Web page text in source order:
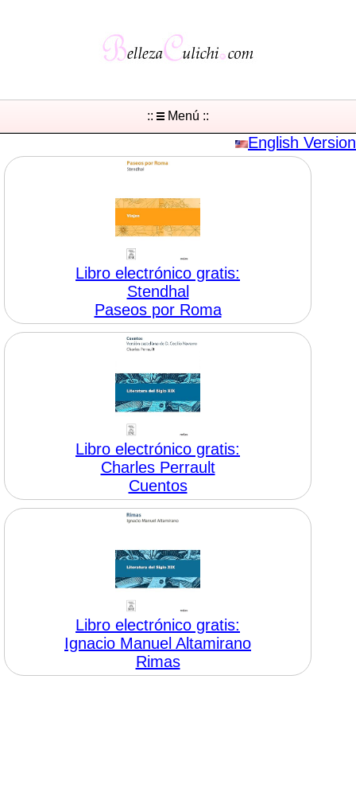
:: Menú ::
English Version
Libro electrónico gratis:
Stendhal
Paseos por Roma
Libro electrónico gratis:
Charles Perrault
Cuentos
Libro electrónico gratis:
Ignacio Manuel Altamirano
Rimas